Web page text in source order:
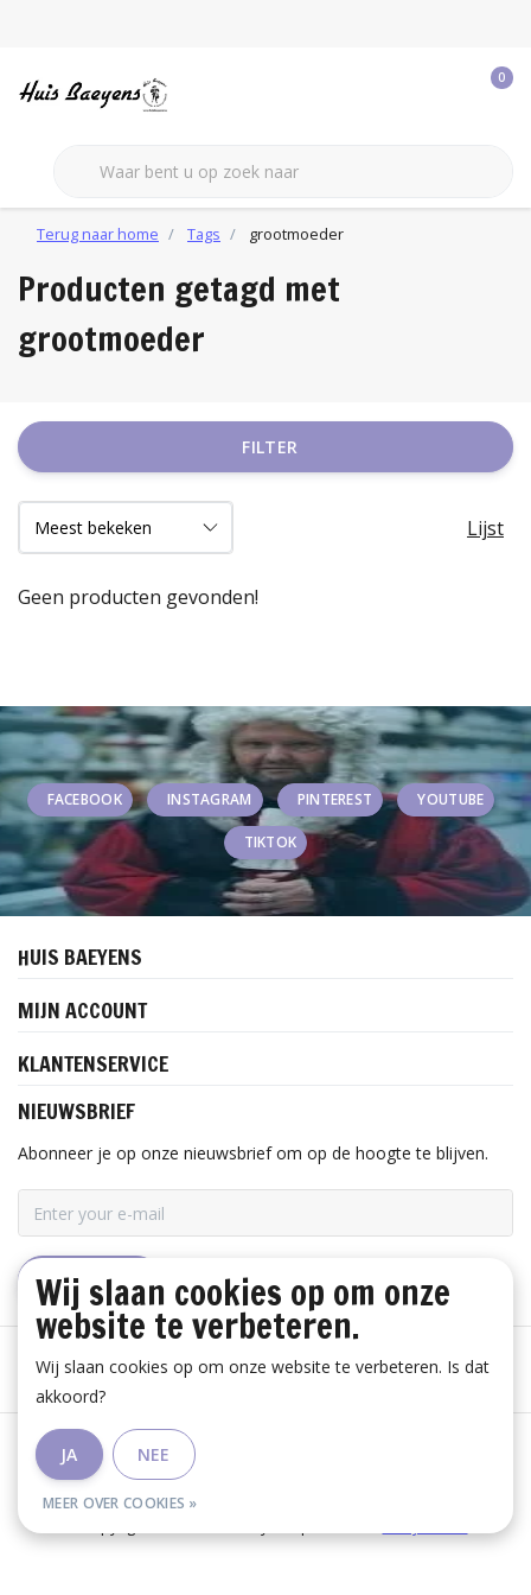
0
Terug naar home Tags grootmoeder
Producten getagd met
grootmoeder
FILTER
Lijst
Geen producten gevonden!
FACEBOOK INSTAGRAM PINTEREST YOUTUBE
TIKTOK
HUIS BAEYENS
MIJN ACCOUNT
KLANTENSERVICE
NIEUWSBRIEF
Abonneer je op onze nieuwsbrief om op de hoogte te blijven.
ABONNEER
Algemene voorwaarden
Wij slaan cookies op om onze
website te verbeteren.
Wij slaan cookies op om onze website te verbeteren. Is dat
akkoord?
JA NEE
MEER OVER COOKIES »